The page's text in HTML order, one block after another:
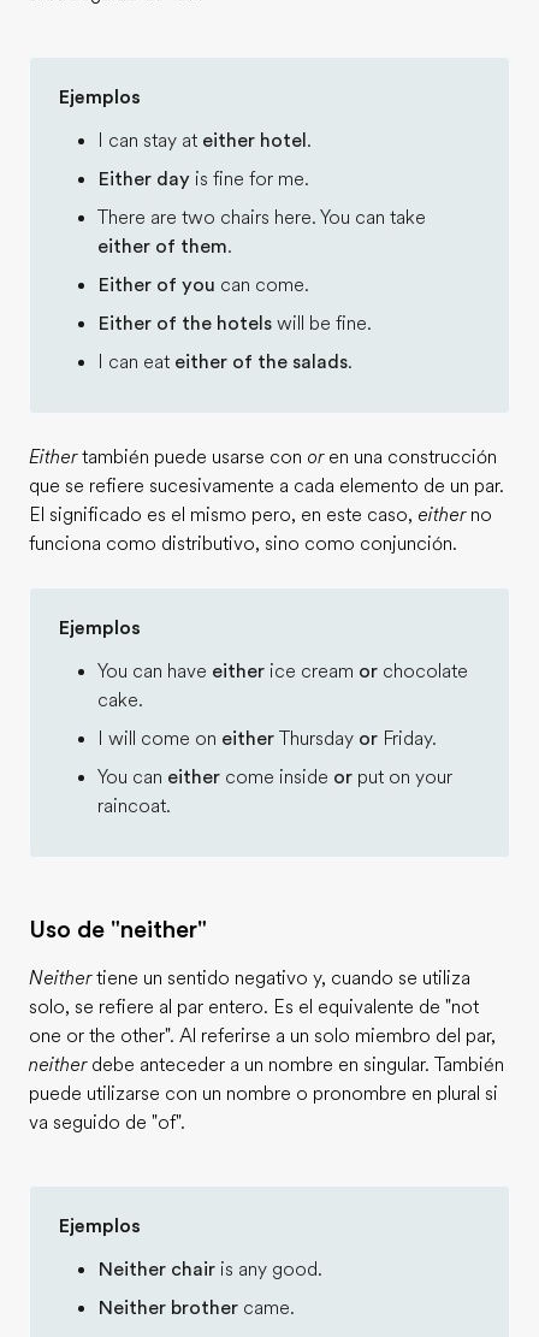
Ejemplos
I can stay at either hotel .
Either day is fine for me.
There are two chairs here. You can take
either of them.
Either of you can come.
Either of the hotels will be fine.
I can eat either of the salads.
Eithertambién puede usarse con oren una construcción
que se refiere sucesivamente a cada elemento de un par.
El significado es el mismo pero, en este caso, eitherno
funciona como distributivo, sino como conjunción.
Ejemplos
You can have either ice cream or chocolate
cake.
I will come on either Thursday or Friday.
You can either come inside or put on your
raincoat.
Uso de "neither"
Neithertiene un sentido negativo y, cuando se utiliza
solo, se refiere al par entero. Es el equivalente de "not
one or the other". Al referirse a un solo miembro del par,
neitherdebe anteceder a un nombre en singular. También
puede utilizarse con un nombre o pronombre en plural si
va seguido de "of".
Ejemplos
Neither chair is any good.
Neither brother came.